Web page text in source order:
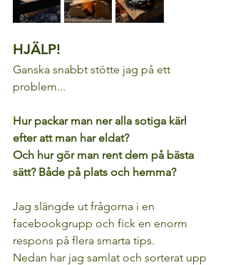
HJÄLP!
Ganska snabbt stötte jag på ett
problem...
Hur packar man ner alla sotiga kärl
efter att man har eldat?
Och hur gör man rent dem på bästa
sätt? Både på plats och hemma?
Jag slängde ut frågorna i en
facebookgrupp och fick en enorm
respons på flera smarta tips.
Nedan har jag samlat och sorterat upp